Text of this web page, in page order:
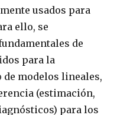
usados para
ello, se
de
para la
modelos lineales,
(estimación,
para los